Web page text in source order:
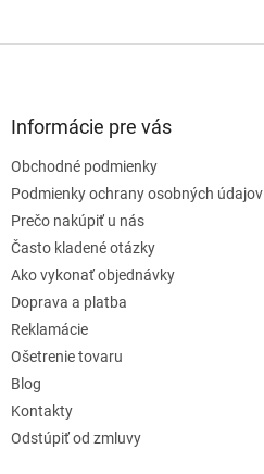
Informácie pre vás
Obchodné podmienky
Podmienky ochrany osobných údajov
Prečo nakúpiť u nás
Často kladené otázky
Ako vykonať objednávky
Doprava a platba
Reklamácie
Ošetrenie tovaru
Blog
Kontakty
Odstúpiť od zmluvy